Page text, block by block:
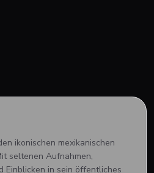
ikonischen mexikanischen
seltenen Aufnahmen,
Einblicken in sein öffentliches